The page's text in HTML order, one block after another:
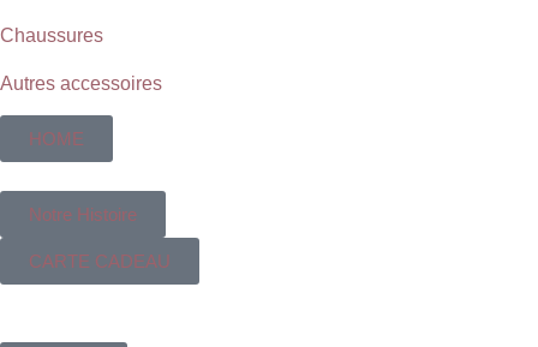
Chaussures
Autres accessoires
HOME
Notre Histoire
CARTE CADEAU